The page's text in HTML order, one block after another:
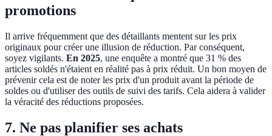
promotions
Il arrive fréquemment que des détaillants mentent sur les prix
originaux pour créer une illusion de réduction. Par conséquent,
soyez vigilants. En 2025, une enquête a montré que 31 % des
articles soldés n'étaient en réalité pas à prix réduit. Un bon moyen de
prévenir cela est de noter les prix d'un produit avant la période de
soldes ou d'utiliser des outils de suivi des tarifs. Cela aidera à valider
la véracité des réductions proposées.
7. Ne pas planifier ses achats